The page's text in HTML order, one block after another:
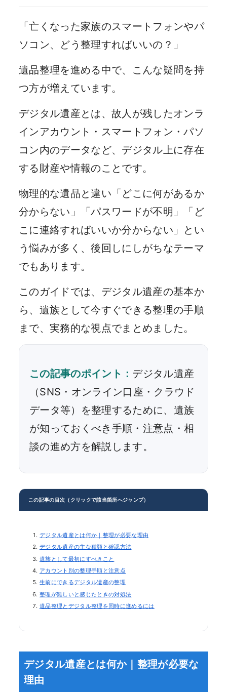
「亡くなった家族のスマートフォンやパ
ソコン、どう整理すればいいの？」
遺品整理を進める中で、こんな疑問を持
つ方が増えています。
デジタル遺産とは、故人が残したオンラ
インアカウント・スマートフォン・パソ
コン内のデータなど、デジタル上に存在
する財産や情報のことです。
物理的な遺品と違い「どこに何があるか
分からない」「パスワードが不明」「ど
こに連絡すればいいか分からない」とい
う悩みが多く、後回しにしがちなテーマ
でもあります。
このガイドでは、デジタル遺産の基本か
ら、遺族として今すぐできる整理の手順
まで、実務的な視点でまとめました。
この記事のポイント： デジタル遺産
（SNS・オンライン口座・クラウド
データ等）を整理するために、遺族
が知っておくべき手順・注意点・相
談の進め方を解説します。
この記事の目次（クリックで該当箇所へジャンプ）
デジタル遺産とは何か｜整理が必要な理由
デジタル遺産の主な種類と確認方法
遺族として最初にすべきこと
アカウント別の整理手順と注意点
生前にできるデジタル遺産の整理
整理が難しいと感じたときの対処法
遺品整理とデジタル整理を同時に進めるには
デジタル遺産とは何か｜整理が必要な
理由